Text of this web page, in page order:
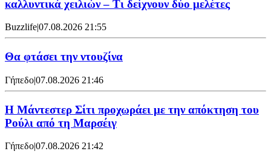
καλλυντικά χειλιών – Τι δείχνουν δύο μελέτες
Buzzlife|07.08.2026 21:55
Θα φτάσει την ντουζίνα
Γήπεδο|07.08.2026 21:46
Η Μάντεστερ Σίτι προχωράει με την απόκτηση του
Ρούλι από τη Μαρσέιγ
Γήπεδο|07.08.2026 21:42